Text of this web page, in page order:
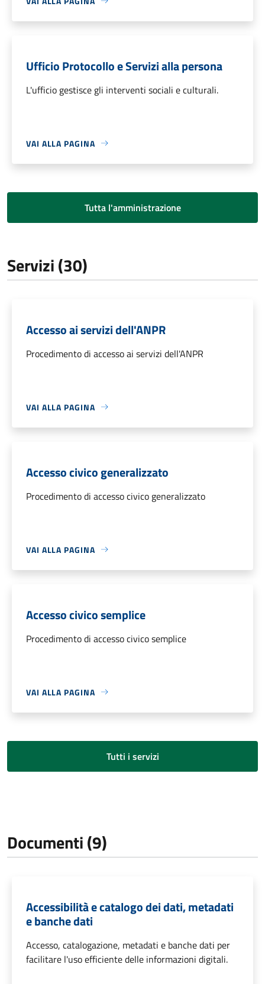
Ufficio Protocollo e Servizi alla persona
L'ufficio gestisce gli interventi sociali e culturali.
VAI ALLA PAGINA
Tutta l'amministrazione
Servizi (30)
Accesso ai servizi dell'ANPR
Procedimento di accesso ai servizi dell'ANPR
VAI ALLA PAGINA
Accesso civico generalizzato
Procedimento di accesso civico generalizzato
VAI ALLA PAGINA
Accesso civico semplice
Procedimento di accesso civico semplice
VAI ALLA PAGINA
Tutti i servizi
Documenti (9)
Accessibilità e catalogo dei dati, metadati
e banche dati
Accesso, catalogazione, metadati e banche dati per
facilitare l'uso efficiente delle informazioni digitali.